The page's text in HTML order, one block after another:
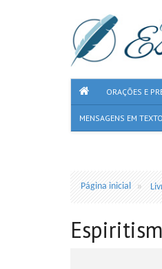
ORAÇÕES E
MENSAGENS EM TEXTO
Página inicial